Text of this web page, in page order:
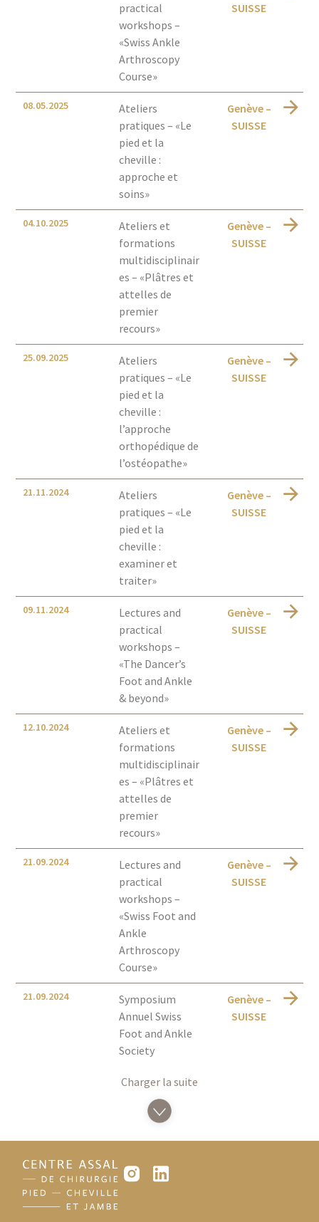
practical
workshops –
«Swiss Ankle
Arthroscopy
Course»
SUISSE
08.05.2025
Ateliers
pratiques – «Le
pied et la
cheville :
approche et
soins»
Genève –
SUISSE
04.10.2025
Ateliers et
formations
multidisciplinair
es – «Plâtres et
attelles de
premier
recours»
Genève –
SUISSE
25.09.2025
Ateliers
pratiques – «Le
pied et la
cheville :
l’approche
orthopédique de
l’ostéopathe»
Genève –
SUISSE
21.11.2024
Ateliers
pratiques – «Le
pied et la
cheville :
examiner et
traiter»
Genève –
SUISSE
09.11.2024
Lectures and
practical
workshops –
«The Dancer’s
Foot and Ankle
& beyond»
Genève –
SUISSE
12.10.2024
Ateliers et
formations
multidisciplinair
es – «Plâtres et
attelles de
premier
recours»
Genève –
SUISSE
21.09.2024
Lectures and
practical
workshops –
«Swiss Foot and
Ankle
Arthroscopy
Course»
Genève –
SUISSE
21.09.2024
Symposium
Annuel Swiss
Foot and Ankle
Society
Genève –
SUISSE
Charger la suite